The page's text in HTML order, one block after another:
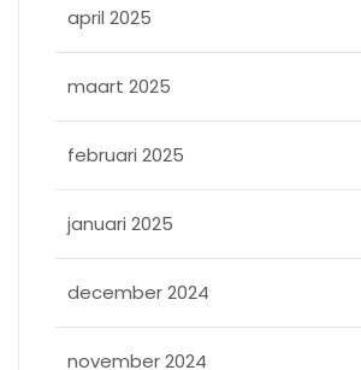
april 2025
maart 2025
februari 2025
januari 2025
december 2024
november 2024